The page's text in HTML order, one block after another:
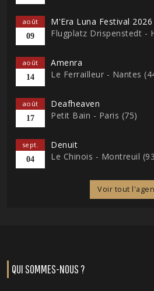
août
09
M'Era Luna Festival 2026
Flugplatz Drispenstedt -
août
14
Amenra
Le Ferrailleur - Nantes
août
17
Deafheaven
Petit Bain - Paris (75)
sept.
04
Denuit
Le Chinois - Montreuil
Voir tout
QUI SOMMES-NOUS ?